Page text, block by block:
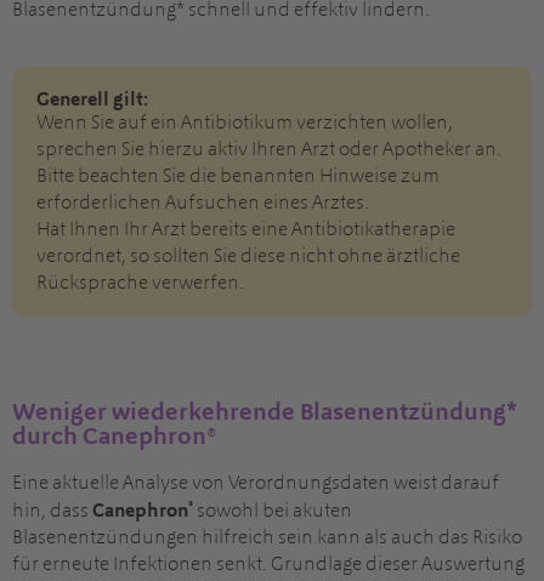
Blasenentzündung* schnell und effektiv lindern.
Generell gilt:
Wenn Sie auf ein Antibiotikum verzichten wollen,
sprechen Sie hierzu aktiv Ihren Arzt oder Apotheker an.
Bitte beachten Sie die benannten Hinweise zum
erforderlichen Aufsuchen eines Arztes.
Hat Ihnen Ihr Arzt bereits eine Antibiotikatherapie
verordnet, so sollten Sie diese nicht ohne ärztliche
Rücksprache verwerfen.
Weniger wiederkehrende Blasenentzündung*
durch Canephron®
Eine aktuelle Analyse von Verordnungsdaten weist darauf
hin, dass Canephron® sowohl bei akuten
Blasenentzündungen hilfreich sein kann als auch das Risiko
für erneute Infektionen senkt. Grundlage dieser Auswertung